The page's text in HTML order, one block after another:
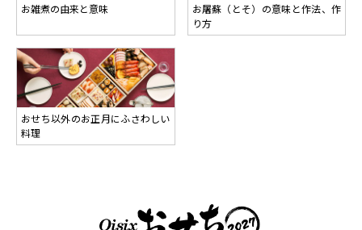
お雑煮の由来と意味
お屠蘇（とそ）の意味と作法、作
り方
おせち以外のお正月にふさわしい
料理